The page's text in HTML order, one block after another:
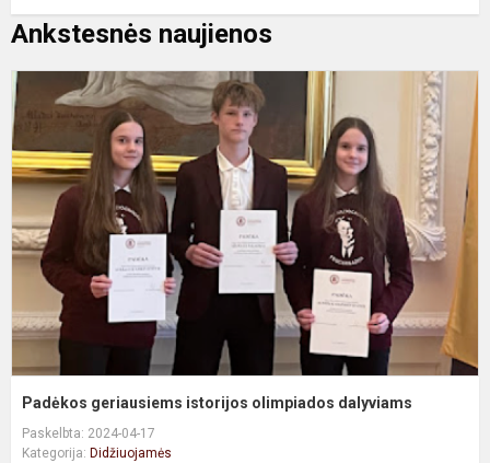
Ankstesnės naujienos
Padėkos geriausiems istorijos olimpiados dalyviams
Paskelbta: 2024-04-17
Kategorija: Didžiuojamės